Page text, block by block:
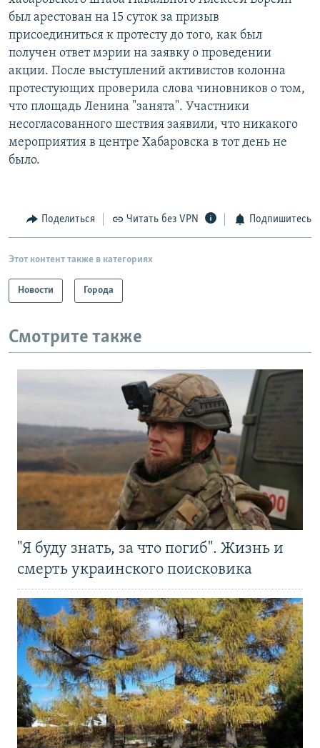
был арестован на 15 суток за призыв
присоединиться к протесту до того, как был
получен ответ мэрии на заявку о проведении
акции. После выступлений активистов колонна
протестующих проверила слова чиновников о том,
что площадь Ленина "занята". Участники
несогласованного шествия заявили, что никакого
мероприятия в центре Хабаровска в тот день не
было.
Поделиться Читать без VPN Подпишитесь
Этот контент также в категориях
Новости Города
Смотрите также
"Я буду знать, за что погиб". Жизнь и
смерть украинского поисковика